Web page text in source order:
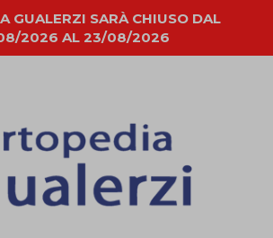
GUALERZI SARÀ CHIUSO DAL
2026 AL 23/08/2026